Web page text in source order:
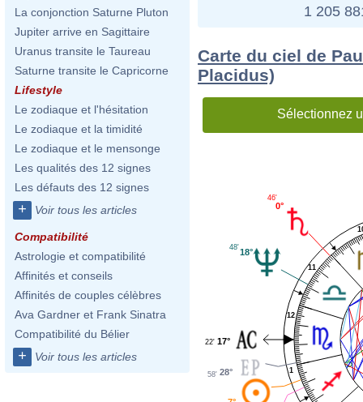
La conjonction Saturne Pluton
Jupiter arrive en Sagittaire
Uranus transite le Taureau
Saturne transite le Capricorne
Lifestyle
Le zodiaque et l'hésitation
Le zodiaque et la timidité
Le zodiaque et le mensonge
Les qualités des 12 signes
Les défauts des 12 signes
+ Voir tous les articles
Compatibilité
Astrologie et compatibilité
Affinités et conseils
Affinités de couples célèbres
Ava Gardner et Frank Sinatra
Compatibilité du Bélier
+ Voir tous les articles
1 205
Carte du ciel de
Placidus)
Sélectionnez
1
11
12
0°
46'
18°
48'
17°
22'
28°
58'